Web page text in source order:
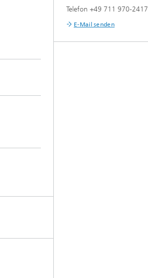
Telefon +49 711 970-2417
E-Mail senden